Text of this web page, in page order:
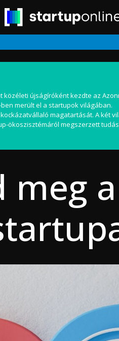
közéleti újságíróként kezdte az
merült el a startupok világában.
magatartását. A két
ökoszisztémáról megszerzett
meg